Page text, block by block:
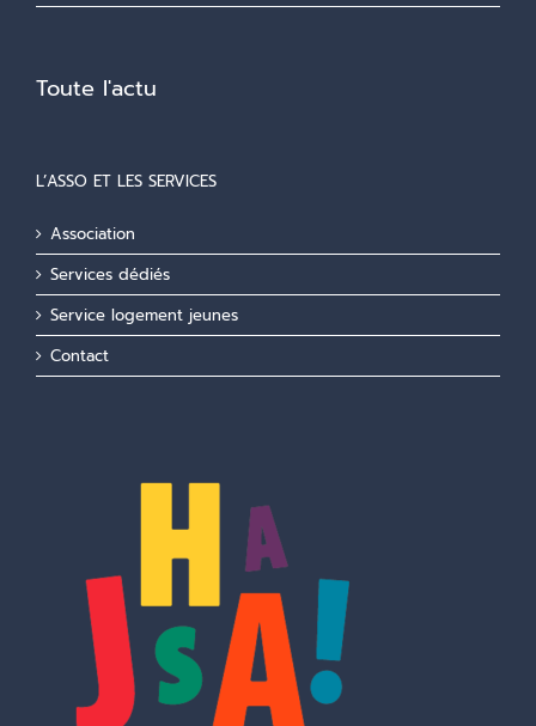
Toute l'actu
L’ASSO ET LES SERVICES
Association
Services dédiés
Service logement jeunes
Contact